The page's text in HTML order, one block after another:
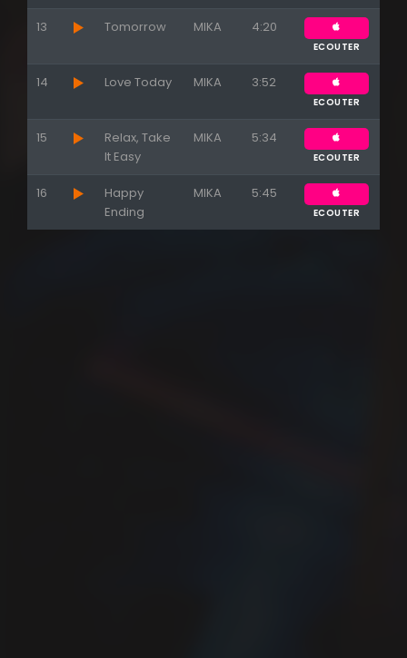
13 Tomorrow MIKA 4:20
ECOUTER
14 Love Today MIKA 3:52
ECOUTER
15
Relax, Take
It Easy
MIKA 5:34
ECOUTER
16
Happy
Ending
MIKA 5:45
ECOUTER